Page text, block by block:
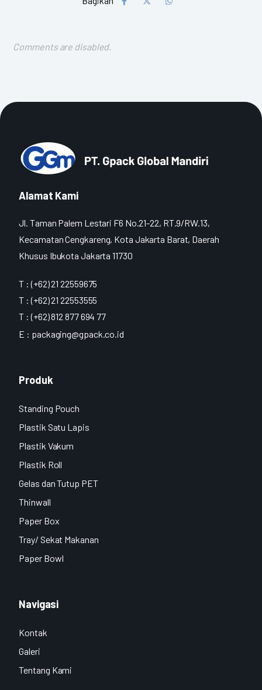
Comments are disabled.
Alamat Kami
Jl. Taman Palem Lestari F6 No.21-22, RT.9/RW.13,
Kecamatan Cengkareng, Kota Jakarta Barat, Daerah
Khusus Ibukota Jakarta 11730
T : (+62) 21 22559675
T : (+62) 21 22553555
T : (+62) 812 877 694 77
E : packaging@gpack.co.id
Produk
Standing Pouch
Plastik Satu Lapis
Plastik Vakum
Plastik Roll
Gelas dan Tutup PET
Thinwall
Paper Box
Tray/ Sekat Makanan
Paper Bowl
Navigasi
Kontak
Galeri
Tentang Kami